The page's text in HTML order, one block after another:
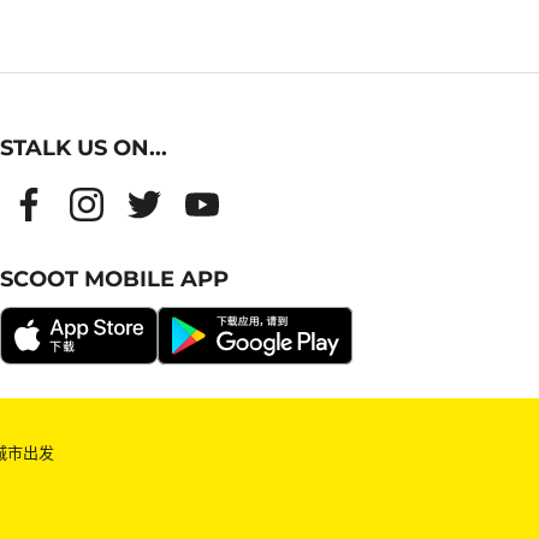
STALK US ON...
SCOOT MOBILE APP
市出发